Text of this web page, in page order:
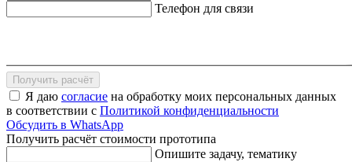
Телефон для связи
Получить расчёт
Я даю согласие на обработку моих персональных данных
в соответствии с Политикой конфиденциальности
Обсудить в WhatsApp
Получить расчёт стоимости прототипа
Опишите задачу, тематику